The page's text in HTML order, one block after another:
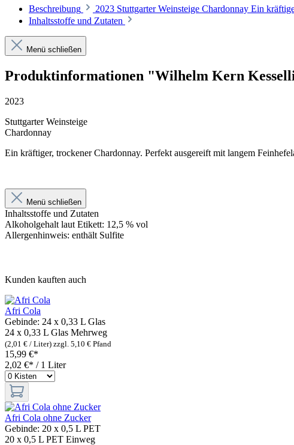
Beschreibung 2023 Stuttgarter Weinsteige Chardonnay Ein
Inhaltsstoffe und Zutaten
Menü schließen
Produktinformationen "Wilhelm Kern
2023
Stuttgarter Weinsteige
Chardonnay
Ein kräftiger, trockener Chardonnay. Perfekt ausgereift mit langem
Menü schließen
Inhaltsstoffe und Zutaten
Alkoholgehalt laut Etikett: 12,5 % vol
Allergenhinweis: enthält Sulfite
Kunden kauften auch
Afri Cola
Gebinde: 24 x 0,33 L Glas
24 x 0,33 L Glas Mehrweg
(2,01 € / Liter) zzgl. 5,10 € Pfand
15,99 €*
2,02 €* / 1 Liter
Afri Cola ohne Zucker
Gebinde: 20 x 0,5 L PET
20 x 0,5 L PET Einweg